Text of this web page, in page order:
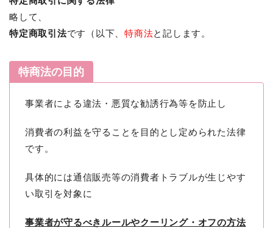
略して、
特定商取引法です（以下、特商法と記します。
特商法の目的
事業者による違法・悪質な勧誘行為等を防止し
消費者の利益を守ることを目的とし定められた法律
です。
具体的には通信販売等の消費者トラブルが生じやす
い取引を対象に
事業者が守るべきルールやクーリング・オフの方法